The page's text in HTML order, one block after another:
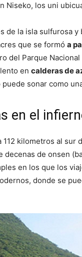
Niseko, los uni
de la isla sulfurosa
que se formó a
del Parque
en calderas de
puede sonar como
en el
112 kilometros al sur
decenas de onsen
en los que los
donde se